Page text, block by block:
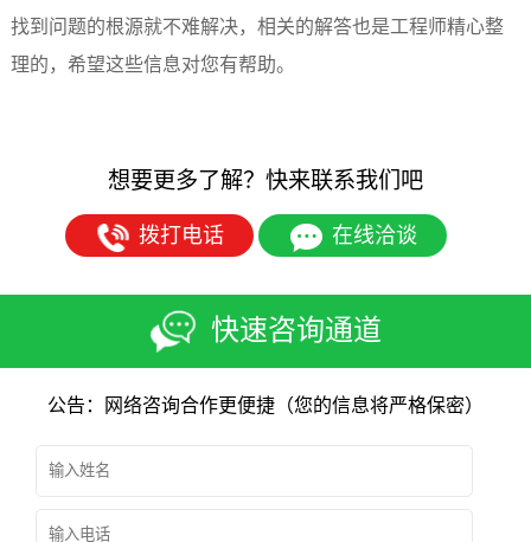
找到问题的根源就不难解决， 相关的解答也是工程师精心整
理的，希望这些信息对您有帮助。
想要更多了解？快来联系我们吧
拨打电话 在线洽谈
快速咨询通道
公告：网络咨询合作更便捷（您的信息将严格保密）